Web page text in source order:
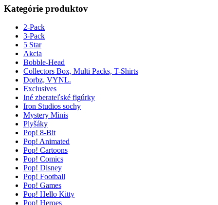
Kategórie produktov
2-Pack
3-Pack
5 Star
Akcia
Bobble-Head
Collectors Box, Multi Packs, T-Shirts
Dorbz, VYNL.
Exclusives
Iné zberateľské figúrky
Iron Studios sochy
Mystery Minis
Plyšáky
Pop! 8-Bit
Pop! Animated
Pop! Cartoons
Pop! Comics
Pop! Disney
Pop! Football
Pop! Games
Pop! Hello Kitty
Pop! Heroes